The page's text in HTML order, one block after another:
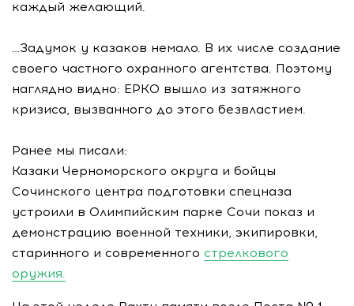
каждый желающий.
…Задумок у казаков немало. В их числе создание
своего частного охранного агентства. Поэтому
наглядно видно: ЕРКО вышло из затяжного
кризиса, вызванного до этого безвластием.
Ранее мы писали:
Казаки Черноморского округа и бойцы
Сочинского центра подготовки спецназа
устроили в Олимпийским парке Сочи показ и
демонстрацию военной техники, экипировки,
старинного и современного стрелкового
оружия.